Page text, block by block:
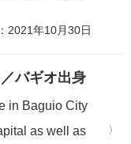
2021年10月30日
バギオ出身
in Baguio City
as well as